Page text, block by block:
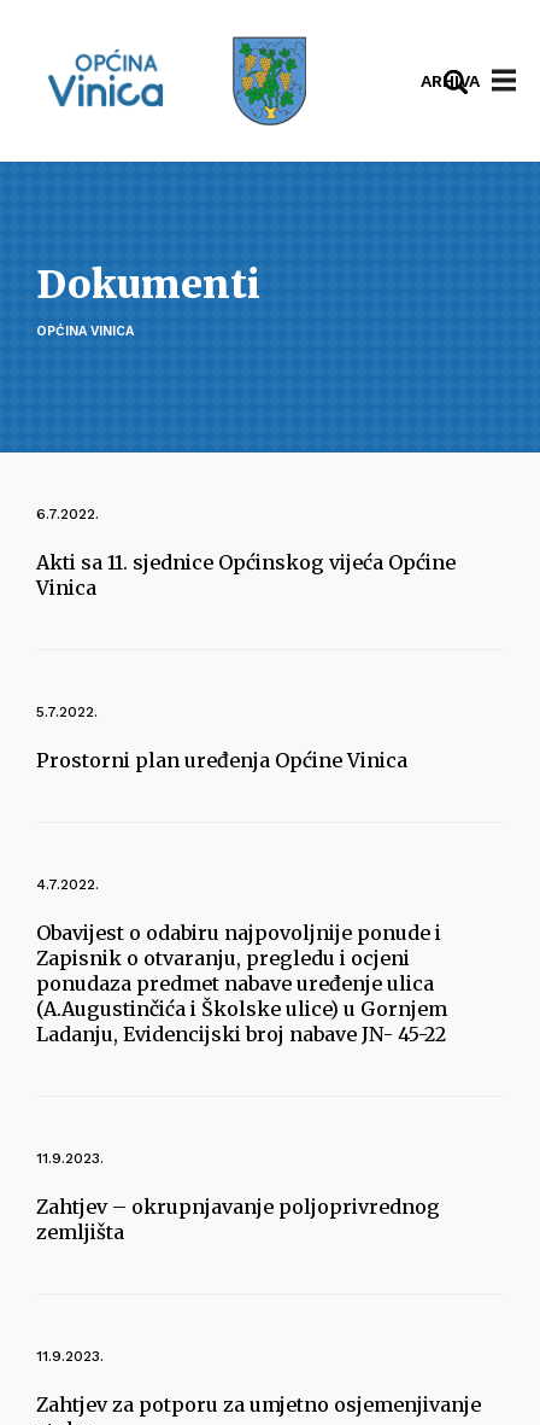
ARHIVA
Dokumenti
OPĆINA VINICA
6.7.2022.
Akti sa 11. sjednice Općinskog vijeća Općine
Vinica
5.7.2022.
Prostorni plan uređenja Općine Vinica
4.7.2022.
Obavijest o odabiru najpovoljnije ponude i
Zapisnik o otvaranju, pregledu i ocjeni
ponudaza predmet nabave uređenje ulica
(A.Augustinčića i Školske ulice) u Gornjem
Ladanju, Evidencijski broj nabave JN- 45-22
11.9.2023.
Zahtjev – okrupnjavanje poljoprivrednog
zemljišta
11.9.2023.
Zahtjev za potporu za umjetno osjemenjivanje